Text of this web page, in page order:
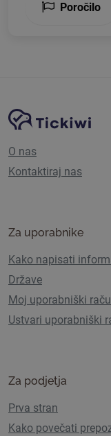
Poročilo
Navigacija
O nas
Kontaktiraj nas
Za uporabnike
Kako napisati
Države
Moj uporabniški
Ustvari uporabniški
Za podjetja
Prva stran
Kako povečati